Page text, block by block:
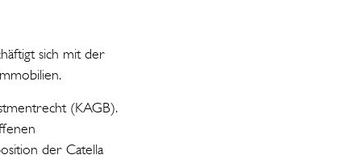
sich mit der
(KAGB).
der Catella